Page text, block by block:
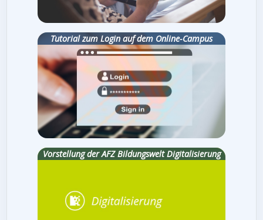
Tutorial zum Login auf dem Online-Campus
Vorstellung der AFZ Bildungswelt Digitalisierung